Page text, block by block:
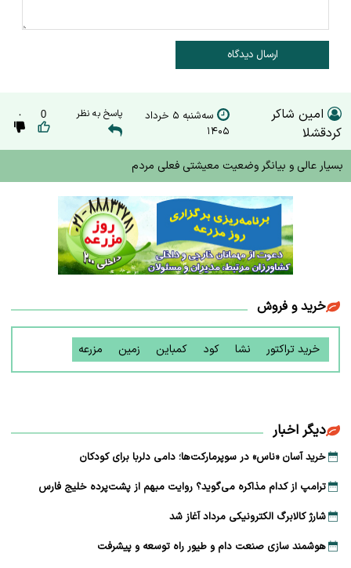
ارسال دیدگاه
امین شاکر
کردقشلا
سه‌شنبه ۵ خرداد
۱۴۰۵
پاسخ به نظر 0 ۰
بسیار عالی و بیانگر وضعیت معیشتی فعلی مردم
خرید و فروش
خرید تراکتور نشا کود کمباین زمین مزرعه
دیگر اخبار
خرید آسان «ناس» در سوپرمارکت‌ها؛ دامی دلربا برای کودکان
ترامپ از کدام مذاکره می‌گوید؟ روایت مبهم از پشت‌پرده خلیج فارس
شارژ کالابرگ الکترونیکی مرداد آغاز شد
هوشمند سازی صنعت دام و طیور راه توسعه و پیشرفت